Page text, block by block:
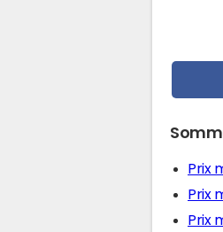
Prix
Prix
Prix